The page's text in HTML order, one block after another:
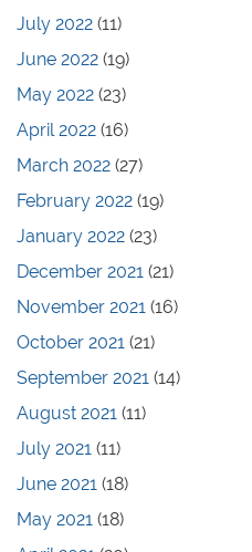
July 2022 (11)
June 2022 (19)
May 2022 (23)
April 2022 (16)
March 2022 (27)
February 2022 (19)
January 2022 (23)
December 2021 (21)
November 2021 (16)
October 2021 (21)
September 2021 (14)
August 2021 (11)
July 2021 (11)
June 2021 (18)
May 2021 (18)